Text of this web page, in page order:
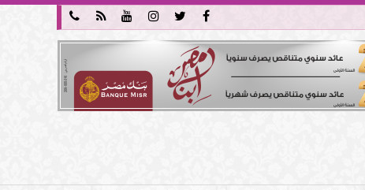





